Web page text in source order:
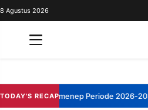
REDAKSI
8 Agustus 2026
TODAY'S RECAP
TBM Sumenep Periode 2026-2031